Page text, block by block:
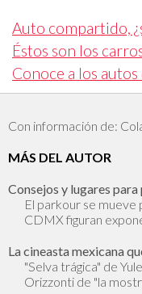
Auto compartido,
Éstos son los
Conoce a los
Con información de:
MÁS DEL AUTOR
Consejos y lugares
El parkour se mueve
CDMX figuran
La cineasta mexicana
"Selva trágica" de
Orizzonti de "la